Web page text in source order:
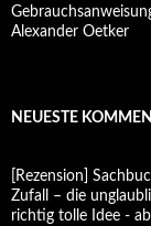
Alexander Oetker
NEUESTE
[Rezension]
Zufall – die
richtig tolle Idee -